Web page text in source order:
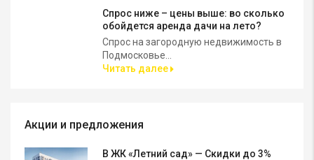
Спрос ниже – цены выше: во сколько
обойдется аренда дачи на лето?
Спрос на загородную недвижимость в
Подмосковье...
Читать далее
Акции и предложения
В ЖК «Летний сад» — Скидки до 3%